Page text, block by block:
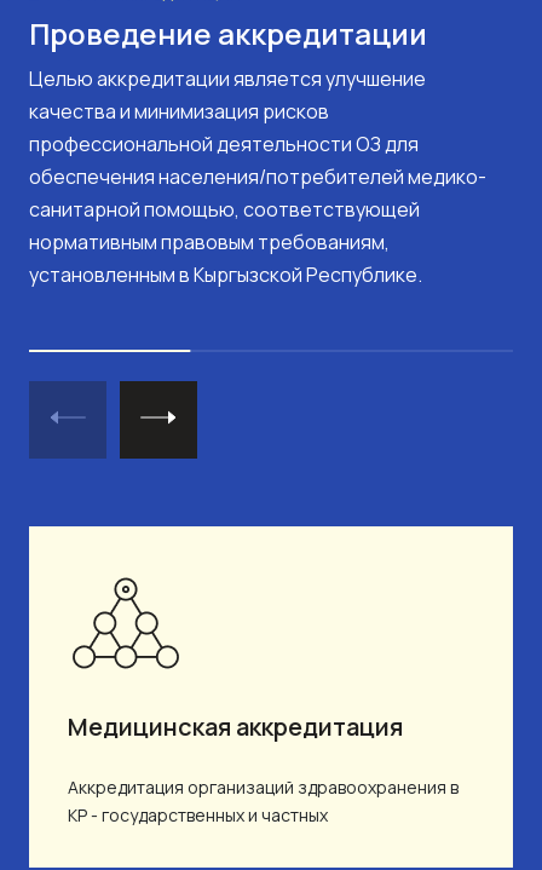
Проведение аккредитации
Целью аккредитации является улучшение
качества и минимизация рисков
профессиональной деятельности ОЗ для
обеспечения населения/потребителей медико-
санитарной помощью, соответствующей
нормативным правовым требованиям,
установленным в Кыргызской Республике.
Медицинская аккредитация
Аккредитация организаций здравоохранения в
КР - государственных и частных